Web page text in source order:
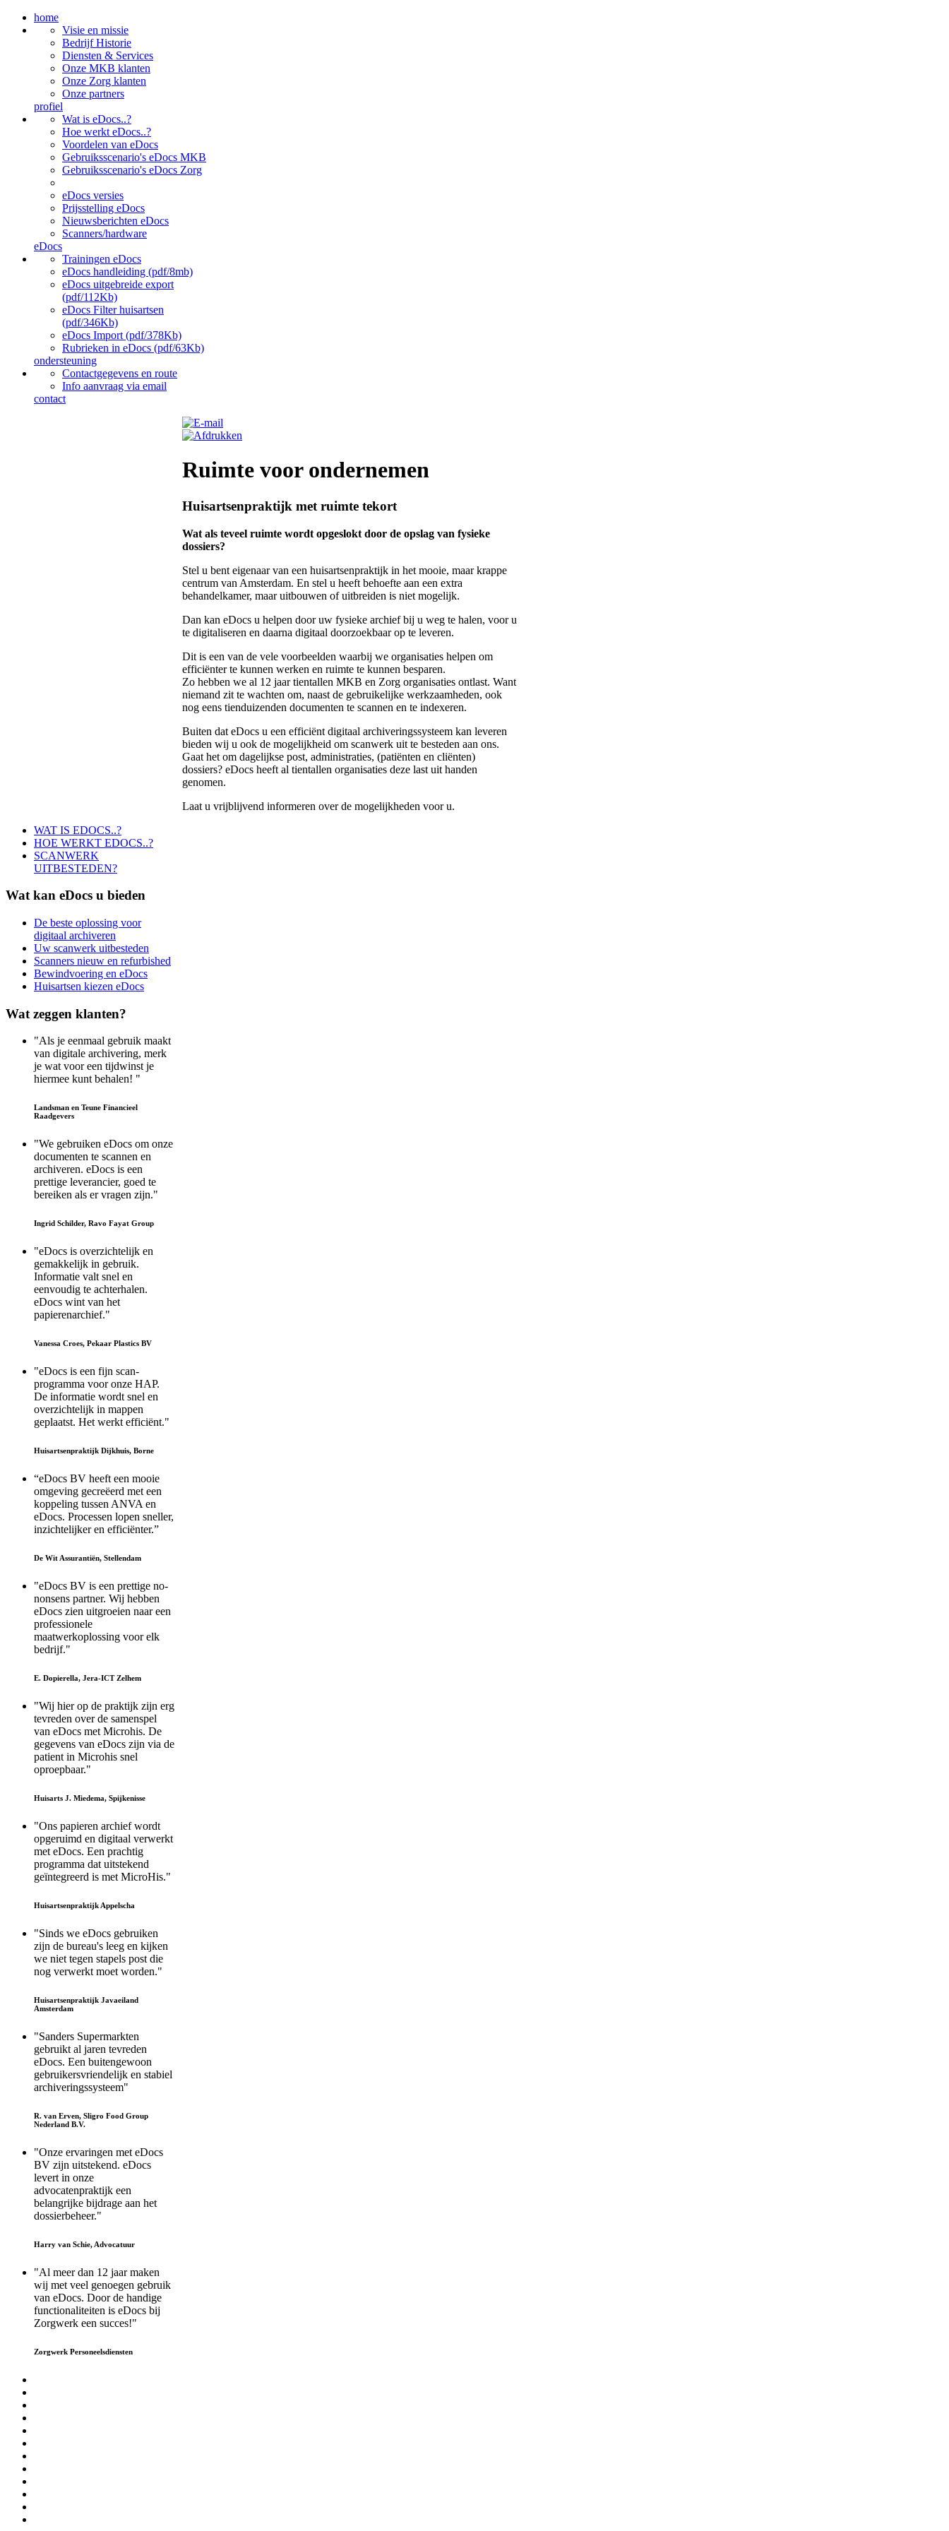
home
Visie en missie
Bedrijf Historie
Diensten & Services
Onze MKB klanten
Onze Zorg klanten
Onze partners
profiel
Wat is eDocs..?
Hoe werkt eDocs..?
Voordelen van eDocs
Gebruiksscenario's eDocs MKB
Gebruiksscenario's eDocs Zorg
eDocs versies
Prijsstelling eDocs
Nieuwsberichten eDocs
Scanners/hardware
eDocs
Trainingen eDocs
eDocs handleiding (pdf/8mb)
eDocs uitgebreide export
(pdf/112Kb)
eDocs Filter huisartsen
(pdf/346Kb)
eDocs Import (pdf/378Kb)
Rubrieken in eDocs (pdf/63Kb)
ondersteuning
Contactgegevens en route
Info aanvraag via email
contact
Ruimte voor ondernemen
Huisartsenpraktijk met ruimte tekort
Wat als teveel ruimte wordt opgeslokt door de opslag van fysieke
dossiers?
Stel u bent eigenaar van een huisartsenpraktijk in het mooie, maar krappe
centrum van Amsterdam. En stel u heeft behoefte aan een extra
behandelkamer, maar uitbouwen of uitbreiden is niet mogelijk.
Dan kan eDocs u helpen door uw fysieke archief bij u weg te halen, voor u
te digitaliseren en daarna digitaal doorzoekbaar op te leveren.
Dit is een van de vele voorbeelden waarbij we organisaties helpen om
efficiënter te kunnen werken en ruimte te kunnen besparen.
Zo hebben we al 12 jaar tientallen MKB en Zorg organisaties ontlast. Want
niemand zit te wachten om, naast de gebruikelijke werkzaamheden, ook
nog eens tienduizenden documenten te scannen en te indexeren.
Buiten dat eDocs u een efficiënt digitaal archiveringssysteem kan leveren
bieden wij u ook de mogelijkheid om scanwerk uit te besteden aan ons.
Gaat het om dagelijkse post, administraties, (patiënten en cliënten)
dossiers? eDocs heeft al tientallen organisaties deze last uit handen
genomen.
Laat u vrijblijvend informeren over de mogelijkheden voor u.
WAT IS EDOCS..?
HOE WERKT EDOCS..?
SCANWERK
UITBESTEDEN?
Watkan eDocs u bieden
De beste oplossing voor
digitaal archiveren
Uw scanwerk uitbesteden
Scanners nieuw en refurbished
Bewindvoering en eDocs
Huisartsen kiezen eDocs
Wat zeggen klanten?
"Als je eenmaal gebruik maakt
van digitale archivering, merk
je wat voor een tijdwinst je
hiermee kunt behalen! "
Landsman en Teune Financieel
Raadgevers
"We gebruiken eDocs om onze
documenten te scannen en
archiveren. eDocs is een
prettige leverancier, goed te
bereiken als er vragen zijn."
Ingrid Schilder, Ravo Fayat Group
"eDocs is overzichtelijk en
gemakkelijk in gebruik.
Informatie valt snel en
eenvoudig te achterhalen.
eDocs wint van het
papierenarchief."
Vanessa Croes, Pekaar Plastics BV
"eDocs is een fijn scan-
programma voor onze HAP.
De informatie wordt snel en
overzichtelijk in mappen
geplaatst. Het werkt efficiënt."
Huisartsenpraktijk Dijkhuis, Borne
“eDocs BV heeft een mooie
omgeving gecreëerd met een
koppeling tussen ANVA en
eDocs. Processen lopen sneller,
inzichtelijker en efficiënter.”
De Wit Assurantiën, Stellendam
"eDocs BV is een prettige no-
nonsens partner. Wij hebben
eDocs zien uitgroeien naar een
professionele
maatwerkoplossing voor elk
bedrijf."
E. Dopierella, Jera-ICT Zelhem
"Wij hier op de praktijk zijn erg
tevreden over de samenspel
van eDocs met Microhis. De
gegevens van eDocs zijn via de
patient in Microhis snel
oproepbaar."
Huisarts J. Miedema, Spijkenisse
"Ons papieren archief wordt
opgeruimd en digitaal verwerkt
met eDocs. Een prachtig
programma dat uitstekend
geïntegreerd is met MicroHis."
Huisartsenpraktijk Appelscha
"Sinds we eDocs gebruiken
zijn de bureau's leeg en kijken
we niet tegen stapels post die
nog verwerkt moet worden."
Huisartsenpraktijk Javaeiland
Amsterdam
"Sanders Supermarkten
gebruikt al jaren tevreden
eDocs. Een buitengewoon
gebruikersvriendelijk en stabiel
archiveringssysteem"
R. van Erven, Sligro Food Group
Nederland B.V.
"Onze ervaringen met eDocs
BV zijn uitstekend. eDocs
levert in onze
advocatenpraktijk een
belangrijke bijdrage aan het
dossierbeheer."
Harry van Schie, Advocatuur
"Al meer dan 12 jaar maken
wij met veel genoegen gebruik
van eDocs. Door de handige
functionaliteiten is eDocs bij
Zorgwerk een succes!"
Zorgwerk Personeelsdiensten